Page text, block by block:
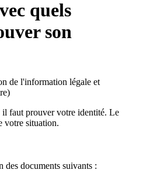
quels
son
de l'information légale et
il faut prouver votre identité. Le
votre situation.
des documents suivants :